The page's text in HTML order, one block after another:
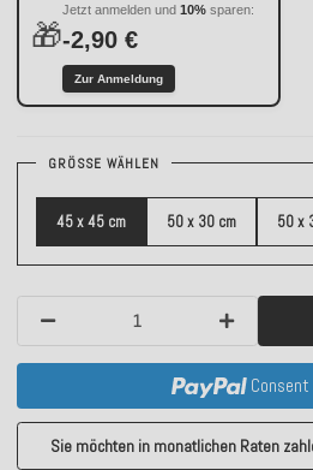
🎁
Jetzt anmelden und 10% sparen:
-2,90 €
Zur Anmeldung
GRÖSSE WÄHLEN
45 x 45 cm 50 x 30 cm 50 x
Sie möchten in monatlichen Raten